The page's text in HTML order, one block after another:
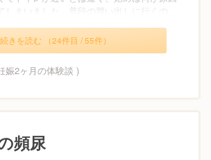
しまいました。普段の買い出しに行くの...
続きを読む （24件目 / 55件）
娠2ヶ月の体験談 )
頻尿